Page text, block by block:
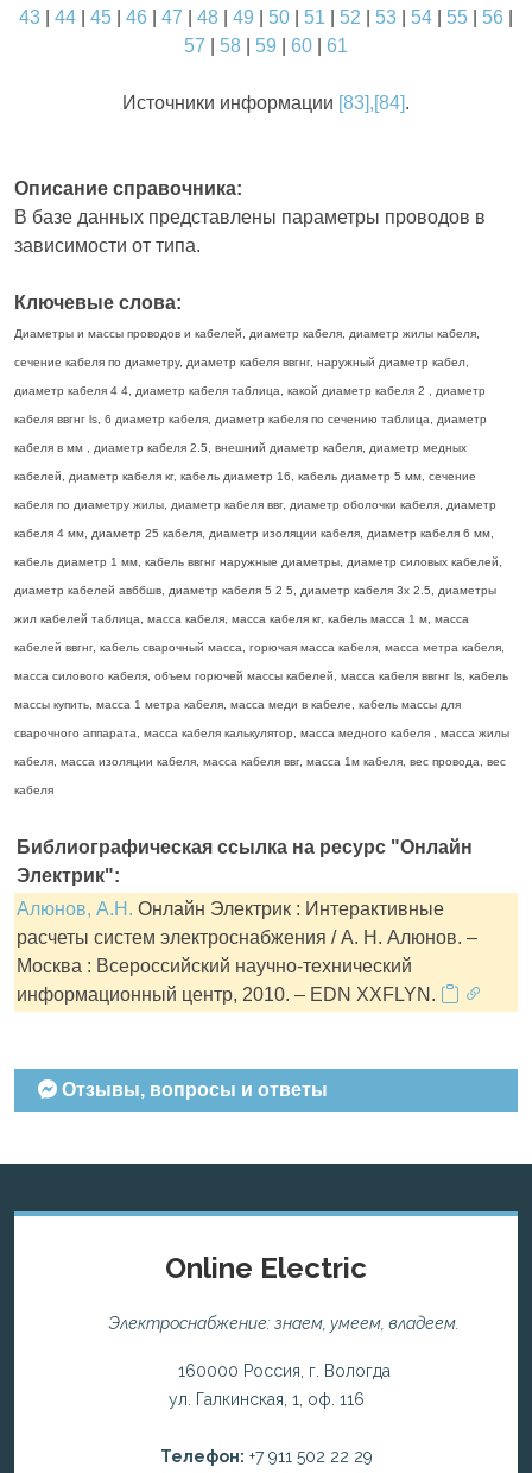
43 44 45 46 47 48 49 50 51 52 53 54 55 56
57
58 59 60 61
Источники информации [83],[84].
Описание справочника:
В базе данных представлены параметры проводов в
зависимости от типа.
Ключевые слова:
Диаметры и массы проводов и кабелей, диаметр кабеля, диаметр жилы кабеля,
сечение кабеля по диаметру, диаметр кабеля ввгнг, наружный диаметр кабел,
диаметр кабеля 4 4, диаметр кабеля таблица, какой диаметр кабеля 2 , диаметр
кабеля ввгнг ls, 6 диаметр кабеля, диаметр кабеля по сечению таблица, диаметр
кабеля в мм , диаметр кабеля 2.5, внешний диаметр кабеля, диаметр медных
кабелей, диаметр кабеля кг, кабель диаметр 16, кабель диаметр 5 мм, сечение
кабеля по диаметру жилы, диаметр кабеля ввг, диаметр оболочки кабеля, диаметр
кабеля 4 мм, диаметр 25 кабеля, диаметр изоляции кабеля, диаметр кабеля 6 мм,
кабель диаметр 1 мм, кабель ввгнг наружные диаметры, диаметр силовых кабелей,
диаметр кабелей авббшв, диаметр кабеля 5 2 5, диаметр кабеля 3х 2.5, диаметры
жил кабелей таблица, масса кабеля, масса кабеля кг, кабель масса 1 м, масса
кабелей ввгнг, кабель сварочный масса, горючая масса кабеля, масса метра кабеля,
масса силового кабеля, объем горючей массы кабелей, масса кабеля ввгнг ls, кабель
массы купить, масса 1 метра кабеля, масса меди в кабеле, кабель массы для
сварочного аппарата, масса кабеля калькулятор, масса медного кабеля , масса жилы
кабеля, масса изоляции кабеля, масса кабеля ввг, масса 1м кабеля, вес провода, вес
кабеля
Библиографическая ссылка на ресурс "Онлайн
Электрик":
Алюнов, А.Н. Онлайн Электрик : Интерактивные
расчеты систем электроснабжения / А. Н. Алюнов. –
Москва : Всероссийский научно-технический
информационный центр, 2010. – EDN XXFLYN.
Отзывы, вопросы и ответы
Online Electric
Электроснабжение: знаем, умеем, владеем.
160000 Россия, г. Вологда
ул. Галкинская, 1, оф. 116
Телефон: +7 911 502 22 29